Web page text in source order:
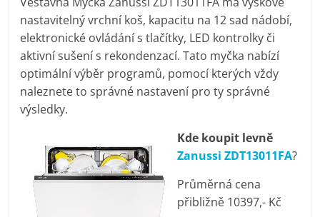
pračky,
televize,
notebooky,
mobilní
telefony,
nastavitelný vrchní koš, kapacitu na 12 sad nádobí,
elektronické ovládání s tlačítky, LED kontrolky či
aktivní sušení s rekondenzací. Tato myčka nabízí
optimální výběr programů, pomocí kterých vždy
naleznete to správné nastavení pro ty správné
výsledky.
Kde koupit levně
Zanussi ZDT13011FA?
Průměrná cena
přibližně 10397,- Kč